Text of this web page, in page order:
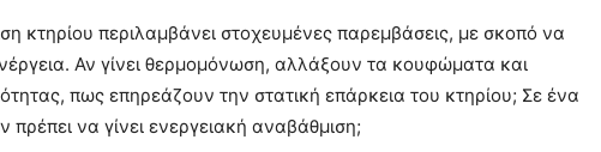
κτηρίου περιλαμβάνει στοχευμένες παρεμβάσεις, με σκοπό να
Αν γίνει θερμομόνωση, αλλάξουν τα κουφώματα και
πως επηρεάζουν την στατική επάρκεια του κτηρίου; Σε ένα
πρέπει να γίνει ενεργειακή αναβάθμιση;